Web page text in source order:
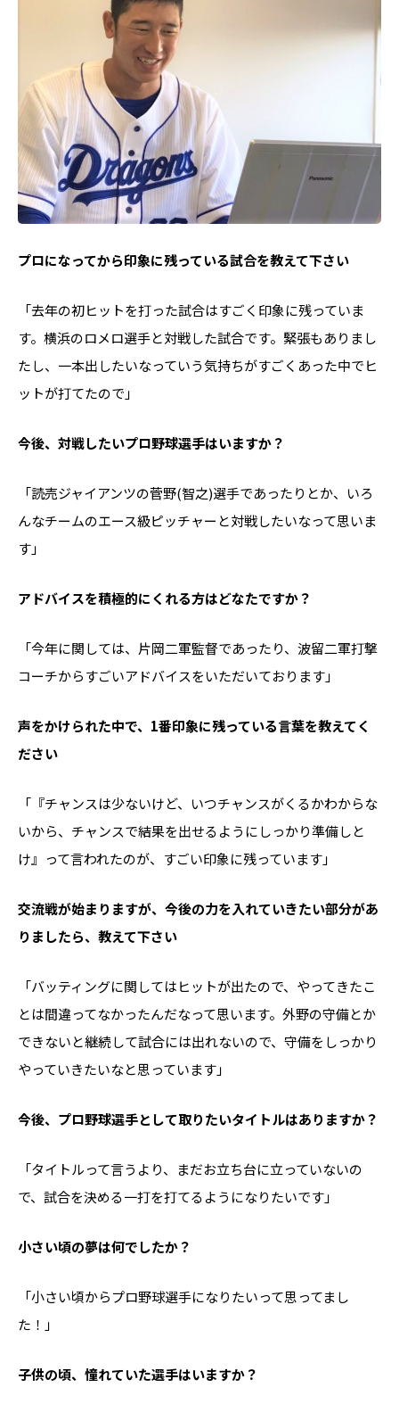
――プロになってから印象に残っている試合を教えて下さい
「去年の初ヒットを打った試合はすごく印象に残っていま
す。横浜のロメロ選手と対戦した試合です。緊張もありまし
たし、一本出したいなっていう気持ちがすごくあった中でヒ
ットが打てたので」
――今後、対戦したいプロ野球選手はいますか？
「読売ジャイアンツの菅野(智之)選手であったりとか、いろ
んなチームのエース級ピッチャーと対戦したいなって思いま
す」
――アドバイスを積極的にくれる方はどなたですか？
「今年に関しては、片岡二軍監督であったり、波留二軍打撃
コーチからすごいアドバイスをいただいております」
――声をかけられた中で、1番印象に残っている言葉を教えてく
ださい
「『チャンスは少ないけど、いつチャンスがくるかわからな
いから、チャンスで結果を出せるようにしっかり準備しと
け』って言われたのが、すごい印象に残っています」
――交流戦が始まりますが、今後の力を入れていきたい部分があ
りましたら、教えて下さい
「バッティングに関してはヒットが出たので、やってきたこ
とは間違ってなかったんだなって思います。外野の守備とか
できないと継続して試合には出れないので、守備をしっかり
やっていきたいなと思っています」
――今後、プロ野球選手として取りたいタイトルはありますか？
「タイトルって言うより、まだお立ち台に立っていないの
で、試合を決める一打を打てるようになりたいです」
――小さい頃の夢は何でしたか？
「小さい頃からプロ野球選手になりたいって思ってまし
た！」
――子供の頃、憧れていた選手はいますか？